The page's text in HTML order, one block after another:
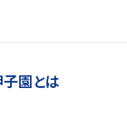
園とは